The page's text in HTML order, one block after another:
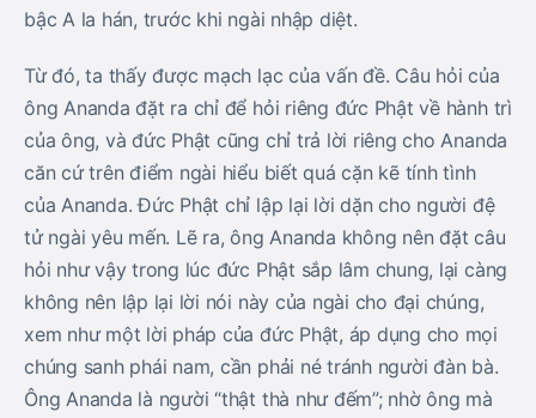
bậc A la hán, trước khi ngài nhập diệt.
Từ đó, ta thấy được mạch lạc của vấn đề. Câu hỏi của
ông Ananda đặt ra chỉ để hỏi riêng đức Phật về hành trì
của ông, và đức Phật cũng chỉ trả lời riêng cho Ananda
căn cứ trên điểm ngài hiểu biết quá cặn kẽ tính tình
của Ananda. Ðức Phật chỉ lập lại lời dặn cho người đệ
tử ngài yêu mến. Lẽ ra, ông Ananda không nên đặt câu
hỏi như vậy trong lúc đức Phật sắp lâm chung, lại càng
không nên lập lại lời nói này của ngài cho đại chúng,
xem như một lời pháp của đức Phật, áp dụng cho mọi
chúng sanh phái nam, cần phải né tránh người đàn bà.
Ông Ananda là người “thật thà như đếm”; nhờ ông mà